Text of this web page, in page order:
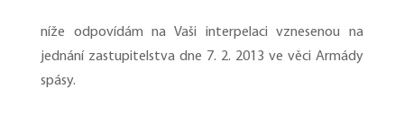
níže odpovídám na Vaši interpelaci vznesenou na
jednání zastupitelstva dne 7. 2. 2013 ve věci Armády
spásy.